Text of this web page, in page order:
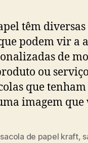
têm
podem vir a
de
ou
que
imagem
sacola de papel kraft,